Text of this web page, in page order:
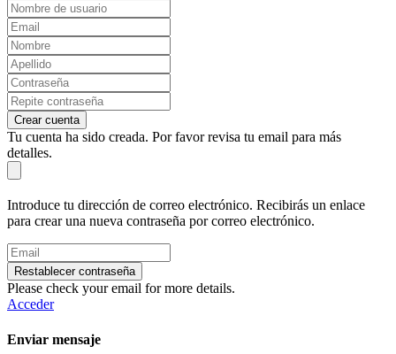
Crear cuenta
Tu cuenta ha sido creada. Por favor revisa tu email para más
detalles.
Introduce tu dirección de correo electrónico. Recibirás un enlace
para crear una nueva contraseña por correo electrónico.
Restablecer contraseña
Please check your email for more details.
Acceder
Enviar mensaje